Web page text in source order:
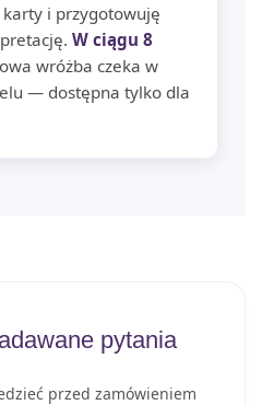
karty i przygotowuję
W ciągu 8
wróżba czeka w
— dostępna tylko dla
pytania
przed zamówieniem